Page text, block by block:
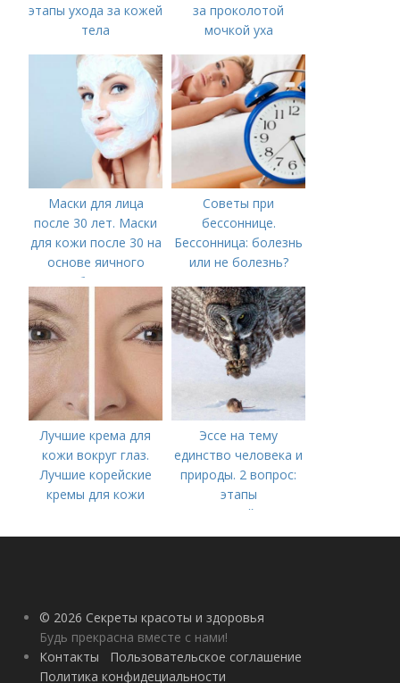
этапы ухода за кожей
тела
за проколотой
мочкой уха
Маски для лица
после 30 лет. Маски
для кожи после 30 на
основе яичного
белка
Советы при
бессоннице.
Бессонница: болезнь
или не болезнь?
Лучшие крема для
кожи вокруг глаз.
Лучшие корейские
кремы для кожи
году
Эссе на тему
единство человека и
природы. 2 вопрос:
этапы
взаимодействия
природного и
© 2026 Секреты красоты и здоровья
Будь прекрасна вместе с нами!
Контакты
Пользовательское соглашение
Политика конфидециальности